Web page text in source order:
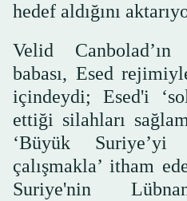
hedef aldığını
Velid Canbolad’ın
babası, Esed
içindeydi; Esed'i
ettiği silahları
‘Büyük Suriye’yi
çalışmakla’ itham
Suriye'nin